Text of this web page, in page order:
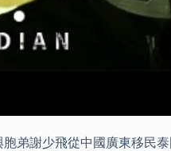
弟謝少飛從中國廣東移民